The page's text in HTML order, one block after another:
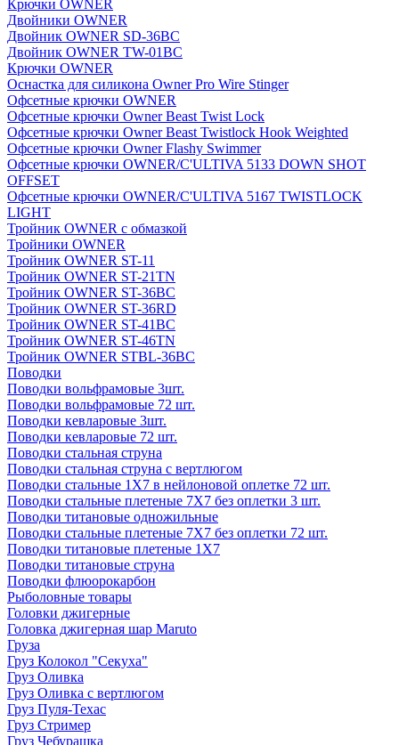
Крючки OWNER
Двойники OWNER
Двойник OWNER SD-36BC
Двойник OWNER TW-01BC
Крючки OWNER
Оснастка для силикона Owner Pro Wire Stinger
Офсетные крючки OWNER
Офсетные крючки Owner Beast Twist Lock
Офсетные крючки Owner Beast Twistlock Hook Weighted
Офсетные крючки Owner Flashy Swimmer
Офсетные крючки OWNER/C'ULTIVA 5133 DOWN SHOT
OFFSET
Офсетные крючки OWNER/C'ULTIVA 5167 TWISTLOCK
LIGHT
Тройник OWNER с обмазкой
Тройники OWNER
Тройник OWNER ST-11
Тройник OWNER ST-21TN
Тройник OWNER ST-36BC
Тройник OWNER ST-36RD
Тройник OWNER ST-41BC
Тройник OWNER ST-46TN
Тройник OWNER STBL-36BC
Поводки
Поводки вольфрамовые 3шт.
Поводки вольфрамовые 72 шт.
Поводки кевларовые 3шт.
Поводки кевларовые 72 шт.
Поводки стальная струна
Поводки стальная струна с вертлюгом
Поводки стальные 1X7 в нейлоновой оплетке 72 шт.
Поводки стальные плетеные 7X7 без оплетки 3 шт.
Поводки титановые одножильные
Поводки стальные плетеные 7X7 без оплетки 72 шт.
Поводки титановые плетеные 1X7
Поводки титановые струна
Поводки флюорокарбон
Рыболовные товары
Головки джигерные
Головка джигерная шар Maruto
Груза
Груз Колокол "Секуха"
Груз Оливка
Груз Оливка с вертлюгом
Груз Пуля-Техас
Груз Стример
Груз Чебурашка